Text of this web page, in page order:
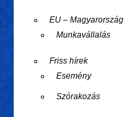
EU – Magyarország
Munkavállalás
Friss hírek
Esemény
Szórakozás